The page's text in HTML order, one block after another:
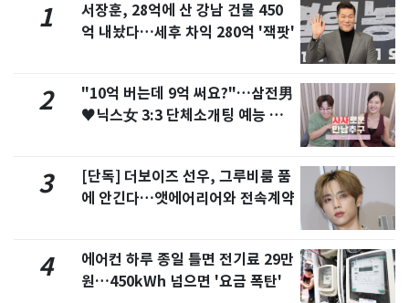
1
서장훈, 28억에 산 강남 건물 450
억 내놨다…세후 차익 280억 '잭팟'
2
"10억 버는데 9억 써요?"…삼전男
♥닉스女 3:3 단체소개팅 예능 화
3
[단독] 더보이즈 선우, 그루비룸 품
에 안긴다…앳에어리어와 전속계약
4
에어컨 하루 종일 틀면 전기료 29만
원…450kWh 넘으면 '요금 폭탄'